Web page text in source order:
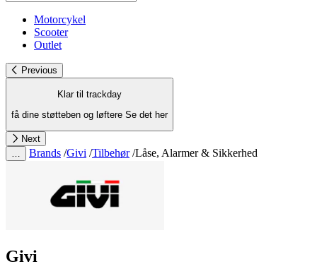
Motorcykel
Scooter
Outlet
Previous
Klar til trackday
få dine støtteben og løftere Se det her
Next
Brands /Givi /Tilbehør /Låse, Alarmer & Sikkerhed
Givi